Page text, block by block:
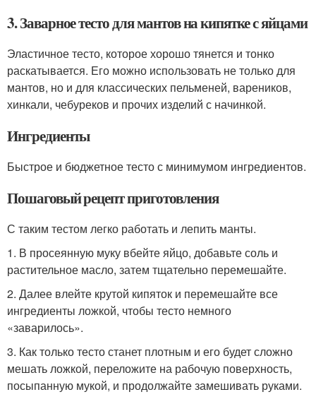
3. Заварное тесто для мантов на кипятке с яйцами
Эластичное тесто, которое хорошо тянется и тонко
раскатывается. Его можно использовать не только для
мантов, но и для классических пельменей, вареников,
хинкали, чебуреков и прочих изделий с начинкой.
Ингредиенты
Быстрое и бюджетное тесто с минимумом ингредиентов.
Пошаговый рецепт приготовления
С таким тестом легко работать и лепить манты.
1. В просеянную муку вбейте яйцо, добавьте соль и
растительное масло, затем тщательно перемешайте.
2. Далее влейте крутой кипяток и перемешайте все
ингредиенты ложкой, чтобы тесто немного
«заварилось».
3. Как только тесто станет плотным и его будет сложно
мешать ложкой, переложите на рабочую поверхность,
посыпанную мукой, и продолжайте замешивать руками.